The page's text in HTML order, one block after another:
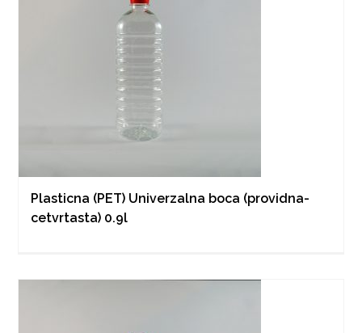
Plasticna (PET) Univerzalna boca (providna-
cetvrtasta) 0.9l